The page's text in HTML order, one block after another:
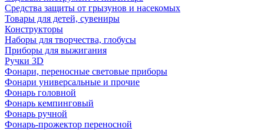
Средства защиты от грызунов и насекомых
Товары для детей, сувениры
Конструкторы
Наборы для творчества, глобусы
Приборы для выжигания
Ручки 3D
Фонари, переносные световые приборы
Фонари универсальные и прочие
Фонарь головной
Фонарь кемпинговый
Фонарь ручной
Фонарь-прожектор переносной